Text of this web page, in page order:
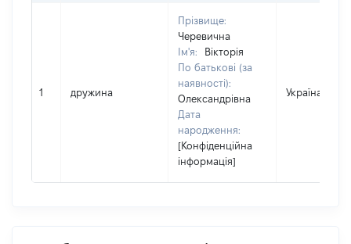
1 дружина
Прізвище:
Черевична
Ім'я:
Вікторія
По батькові (за
наявності):
Олександрівна
Дата
народження:
[Конфіденційна
інформація]
Україна